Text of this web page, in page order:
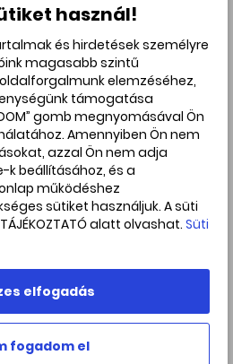
de látványosabb, akár -2
is meglephetnek, amelyek
a Jupiter vagy a legfényesebb
narancsos vagy sárgás, és akár
izzanak, látványos nyomot
nem egyetlen éjszakára
július 12. és augusztus
július 3. és augusztus
de július 30–31. körül lesznek a
előtte levő és a következő
hullócsillagot látni, de a látott
erősödik, illetve majd
maximuma, július 30/31 előtt,
használ!
és hirdetések személyre
magasabb szintű
elemzéséhez,
támogatása
gomb megnyomásával Ön
Amennyiben Ön nem
azzal Ön nem adja
k beállításához, és a
működéshez
sütiket használjuk. A süti
alatt olvashat. Süti
elfogadás
fogadom el